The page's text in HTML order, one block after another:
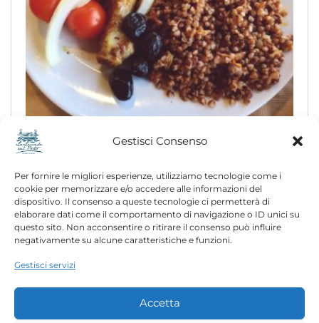
Gestisci Consenso
Per fornire le migliori esperienze, utilizziamo tecnologie come i
cookie per memorizzare e/o accedere alle informazioni del
dispositivo. Il consenso a queste tecnologie ci permetterà di
elaborare dati come il comportamento di navigazione o ID unici su
questo sito. Non acconsentire o ritirare il consenso può influire
negativamente su alcune caratteristiche e funzioni.
Gestisci servizi
Accetta
$ 12.00